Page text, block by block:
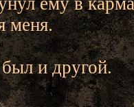
меня.
и другой.